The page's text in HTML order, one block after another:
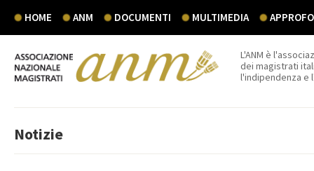
HOME ANM DOCUMENTI MULTIMEDIA
L'ANM è
dei magistrati
l'indipendenza e
Notizie